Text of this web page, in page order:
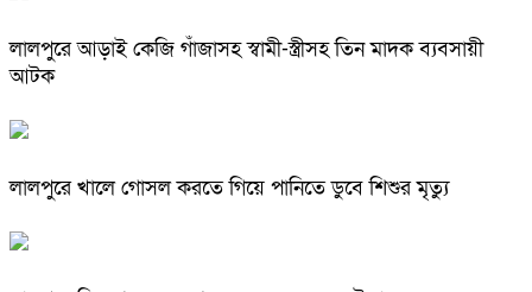
লালপুরে আড়াই কেজি গাঁজাসহ স্বামী-স্ত্রীসহ তিন মাদক ব্যবসায়ী
আটক
লালপুরে খালে গোসল করতে গিয়ে পানিতে ডুবে শিশুর মৃত্যু